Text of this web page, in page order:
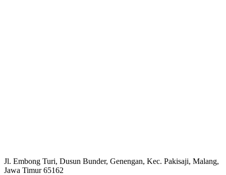
Jl. Embong Turi, Dusun Bunder, Genengan, Kec. Pakisaji, Malang,
Jawa Timur 65162